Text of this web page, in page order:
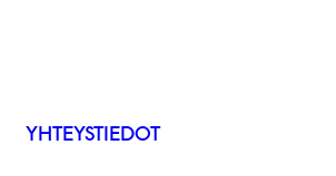
YHTEYSTIEDOT